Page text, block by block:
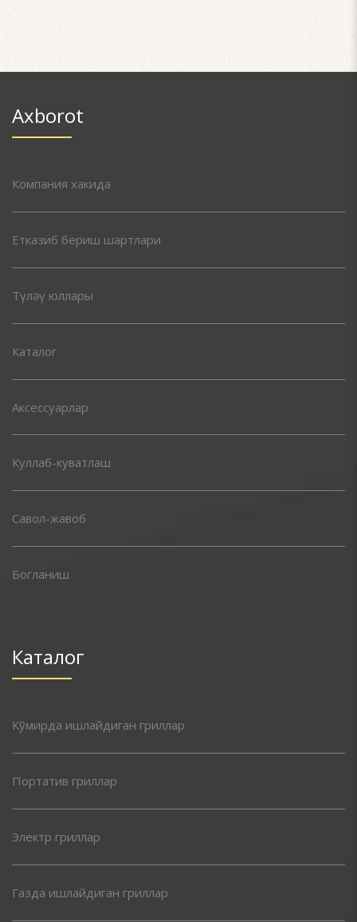
Axborot
Компания хакида
Етказиб бериш шартлари
Түләү юллары
Каталог
Аксессуарлар
Куллаб-куватлаш
Савол-жавоб
Богланиш
Каталог
Кўмирда ишлайдиган гриллар
Портатив гриллар
Электр гриллар
Газда ишлайдиган гриллар